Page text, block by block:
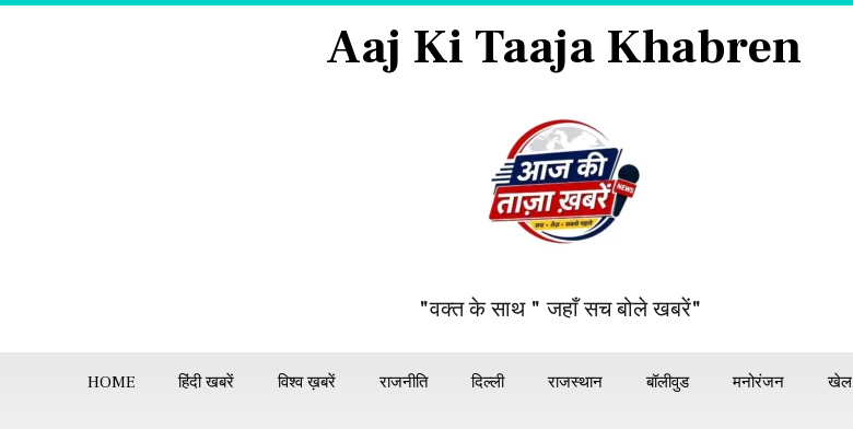
Aaj Ki Taaja Khabren
"वक्त के साथ " जहाँ सच बोले खबरें"
HOME हिंदी खबरें विश्व ख़बरें राजनीति दिल्ली राजस्थान बॉलीवुड मनोरंजन खेल